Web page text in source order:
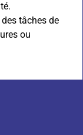
tâches de
ou